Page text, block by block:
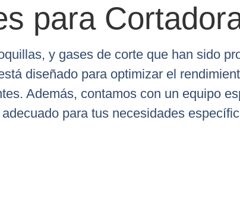
para
y gases de corte que han sido
diseñado para optimizar el
Además, contamos con un equipo
para tus necesidades